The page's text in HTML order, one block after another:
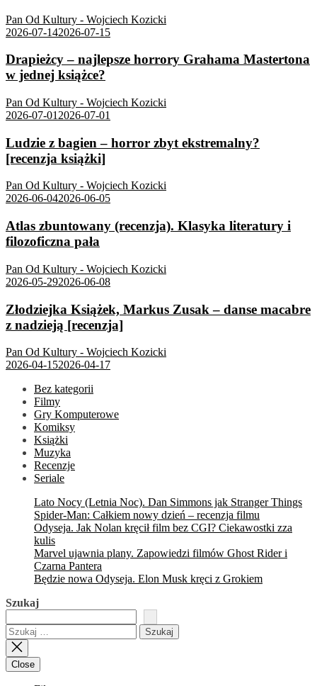
Pan Od Kultury - Wojciech Kozicki
2026-07-142026-07-15
Drapieżcy – najlepsze horrory Grahama Mastertona
w jednej książce?
Pan Od Kultury - Wojciech Kozicki
2026-07-01 2026-07-01
Ludzie z bagien – horror zbyt ekstremalny?
[recenzja książki]
Pan Od Kultury - Wojciech Kozicki
2026-06-042026-06-05
Atlas zbuntowany (recenzja). Klasyka literatury i
filozoficzna pała
Pan Od Kultury - Wojciech Kozicki
2026-05-292026-06-08
Złodziejka Książek, Markus Zusak – danse macabre
z nadzieją [recenzja]
Pan Od Kultury - Wojciech Kozicki
2026-04-152026-04-17
Bez kategorii
Filmy
Gry Komputerowe
Komiksy
Książki
Muzyka
Recenzje
Seriale
Lato Nocy (Letnia Noc). Dan Simmons jak Stranger Things
Spider-Man: Całkiem nowy dzień – recenzja filmu
Odyseja. Jak Nolan kręcił film bez CGI? Ciekawostki zza
kulis
Marvel ujawnia plany. Zapowiedzi filmów Ghost Rider i
Czarna Pantera
Będzie nowa Odyseja. Elon Musk kręci z Grokiem
Szukaj
Szukaj:
Close